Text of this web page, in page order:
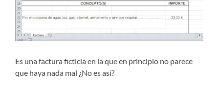
Es una factura ficticia en la que en principio no parece
que haya nada mal ¿No es así?